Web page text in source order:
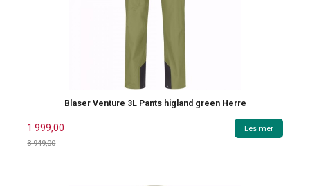
Blaser Venture 3L Pants higland green Herre
1 999,00
3 949,00
Les mer